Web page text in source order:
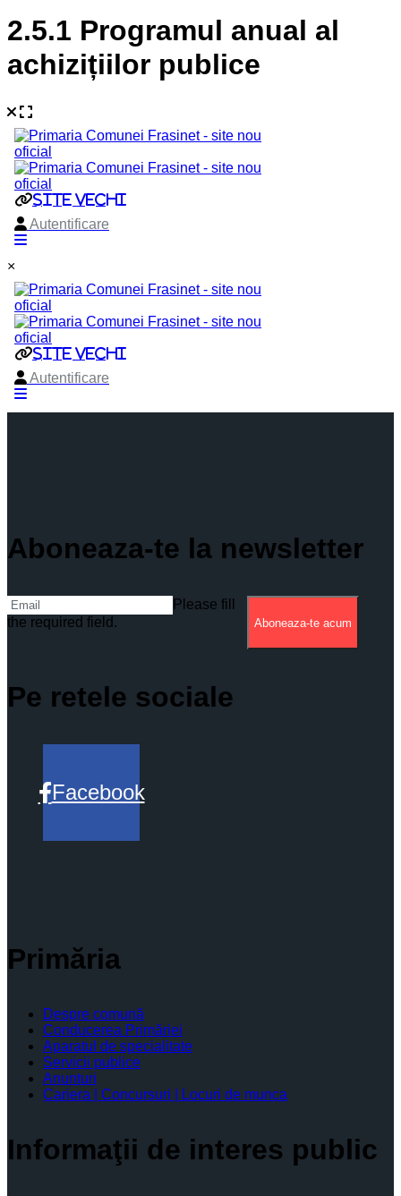
2.5.1 Programul anual al
achizițiilor publice
×
Aboneaza-te la newsletter
Please fill
the required field.
Aboneaza-te acum
Pe retele sociale
Facebook
Primăria
Despre comună
Conducerea Primăriei
Aparatul de specialitate
Servicii publice
Anunturi
Cariera | Concursuri | Locuri de munca
Informaţii de interes public